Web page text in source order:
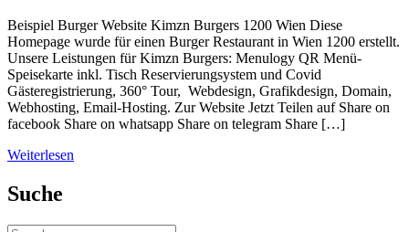
Beispiel Burger Website Kimzn Burgers 1200 Wien Diese
Homepage wurde für einen Burger Restaurant in Wien 1200 erstellt.
Unsere Leistungen für Kimzn Burgers: Menulogy QR Menü-
Speisekarte inkl. Tisch Reservierungsystem und Covid
Gästeregistrierung, 360° Tour, Webdesign, Grafikdesign, Domain,
Webhosting, Email-Hosting. Zur Website Jetzt Teilen auf Share on
facebook Share on whatsapp Share on telegram Share […]
Weiterlesen
Suche